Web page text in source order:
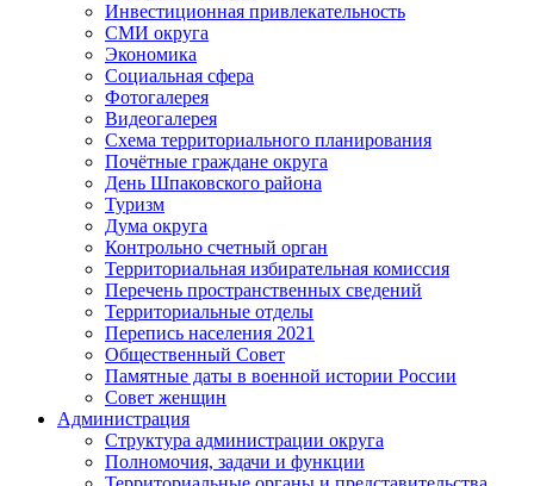
Инвестиционная привлекательность
СМИ округа
Экономика
Социальная сфера
Фотогалерея
Видеогалерея
Схема территориального планирования
Почётные граждане округа
День Шпаковского района
Туризм
Дума округа
Контрольно счетный орган
Территориальная избирательная комиссия
Перечень пространственных сведений
Территориальные отделы
Перепись населения 2021
Общественный Совет
Памятные даты в военной истории России
Совет женщин
Администрация
Структура администрации округа
Полномочия, задачи и функции